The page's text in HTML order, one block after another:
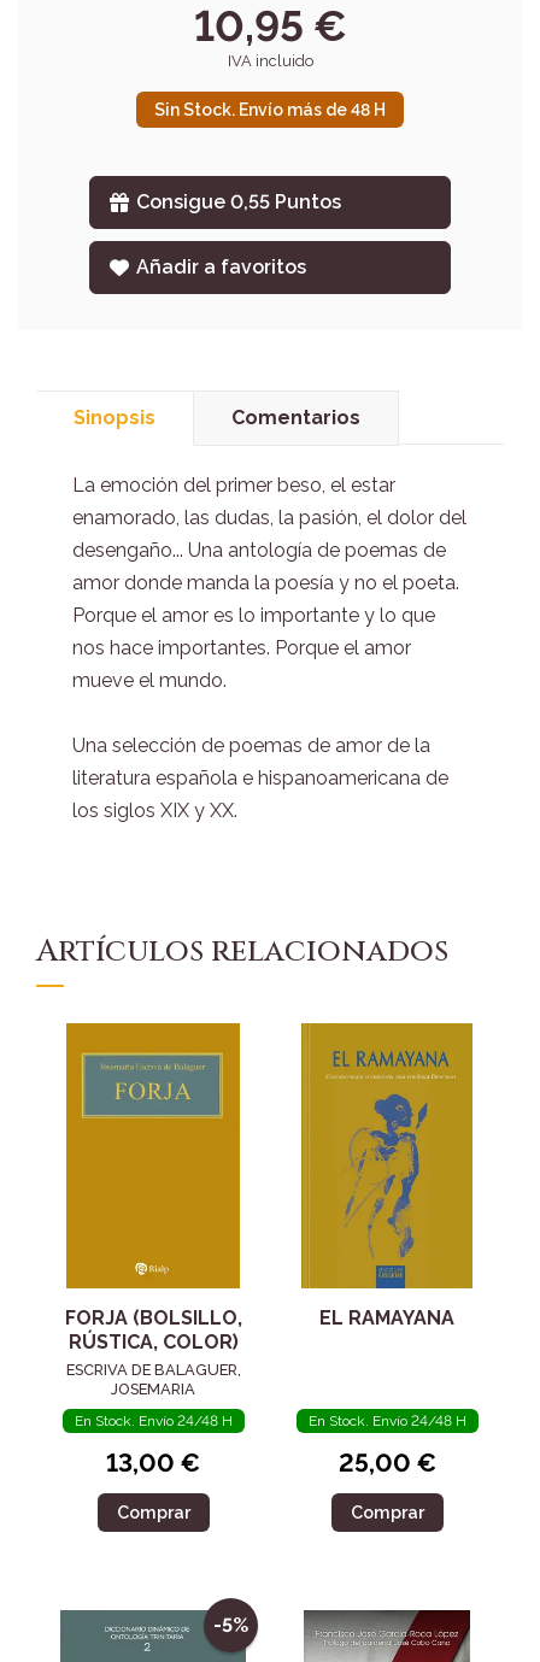
10,95 €
IVA incluido
Sin Stock. Envío más de 48 H
Consigue 0,55 Puntos
Añadir a favoritos
Sinopsis Comentarios
La emoción del primer beso, el estar
enamorado, las dudas, la pasión, el dolor del
desengaño... Una antología de poemas de
amor donde manda la poesía y no el poeta.
Porque el amor es lo importante y lo que
nos hace importantes. Porque el amor
mueve el mundo.
Una selección de poemas de amor de la
literatura española e hispanoamericana de
los siglos XIX y XX.
Artículos relacionados
FORJA (BOLSILLO,
RÚSTICA, COLOR)
ESCRIVA DE BALAGUER,
JOSEMARIA
En Stock. Envío 24/48 H
13,00 €
Comprar
EL RAMAYANA
En Stock. Envío 24/48 H
25,00 €
Comprar
-5%